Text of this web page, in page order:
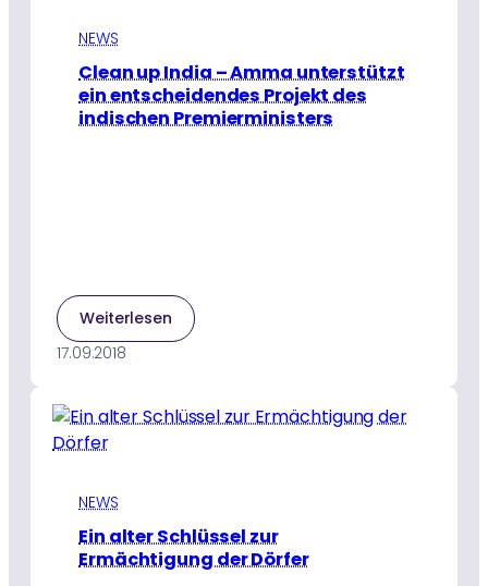
NEWS
Clean up India – Amma unterstützt
ein entscheidendes Projekt des
indischen Premierministers
Weiterlesen:
Clean
–
Amma
Projekt
des
indischen
17.09.2018
NEWS
Ein alter Schlüssel zur
Ermächtigung der Dörfer